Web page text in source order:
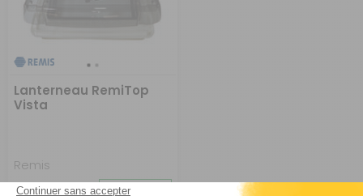
Lanterneau RemiTop
Vista
Remis
Réf : P008410 EN STOCK